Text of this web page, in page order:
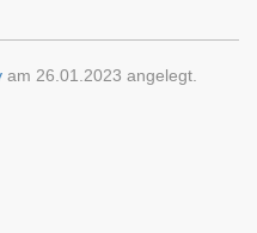
am 26.01.2023 angelegt.